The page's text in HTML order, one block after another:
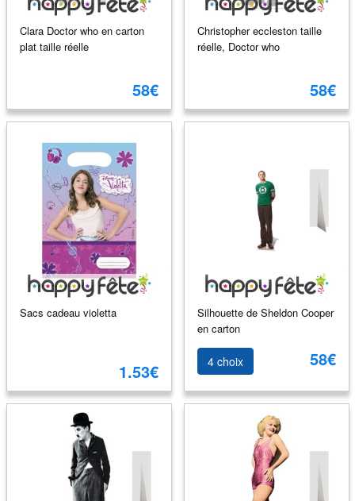
Clara Doctor who en carton
plat taille réelle
58€
Christopher eccleston taille
réelle, Doctor who
58€
Sacs cadeau violetta
1.53€
Silhouette de Sheldon Cooper
en carton
4 choix 58€